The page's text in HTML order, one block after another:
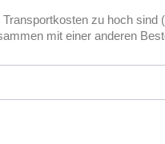
zu hoch
mit einer anderen